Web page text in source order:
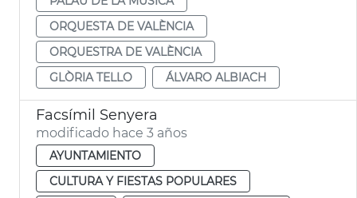
ORQUESTA DE VALÈNCIA
ORQUESTRA DE VALÈNCIA
GLÒRIA TELLO
ÁLVARO ALBIACH
Facsímil Senyera
modificado hace 3 años
AYUNTAMIENTO
CULTURA Y FIESTAS POPULARES